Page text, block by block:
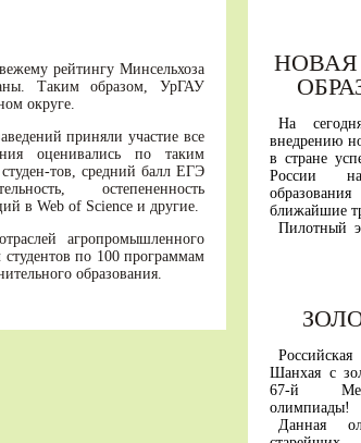
рейтингу Минсельхоза
Таким образом, УрГАУ
округе.
приняли участие все
оценивались по таким
тов, средний балл ЕГЭ
остепененность
в Web of Science и другие.
агропромышленного
студентов по 100 программам
образования.
На
внедрению
в стране
России
ближайшие
Пилотный
Первыми
им. Канта,
С января
участвуют
А первые
будут
В основе
России
Шанхая с
67-й
олимпиады!
Данная